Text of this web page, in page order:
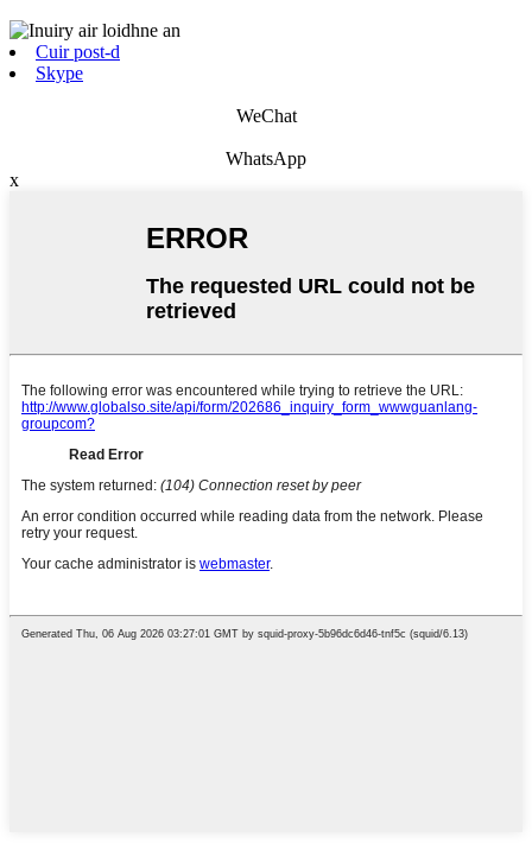
Cuir post-d
Skype
WeChat
WhatsApp
x